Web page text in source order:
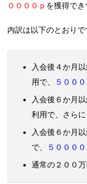
００００ｐ を獲得でき
内訳は以下のとおりで
入会後４か月
用で、
５００
入会後６か月
利用で、さらに
入会後６か月
で、
５００００
通常の２００万